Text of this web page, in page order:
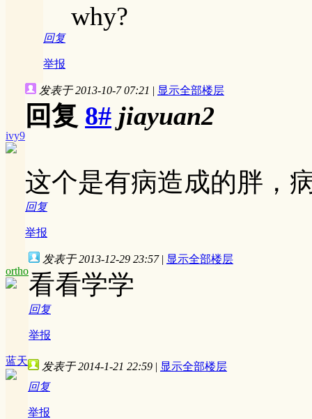
why?
回复
举报
ivy9
发表于 2013-10-7 07:21 | 显示全部楼层
回复 8# jiayuan2
这个是有病造成的胖，
回复
举报
ortho
发表于 2013-12-29 23:57 | 显示全部楼层
看看学学
回复
举报
蓝天 发表于 2014-1-21 22:59 | 显示全部楼层
回复
举报